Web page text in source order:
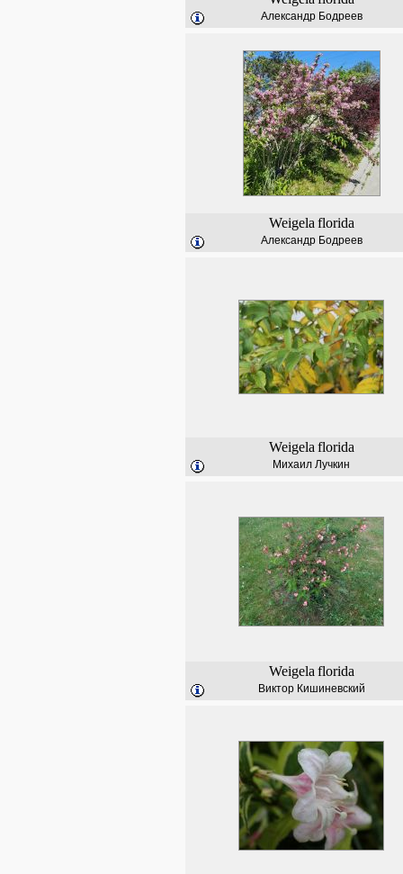
Александр Бодреев
Weigela florida
Александр Бодреев
Weigela florida
Михаил Лучкин
Weigela florida
Виктор Кишиневский